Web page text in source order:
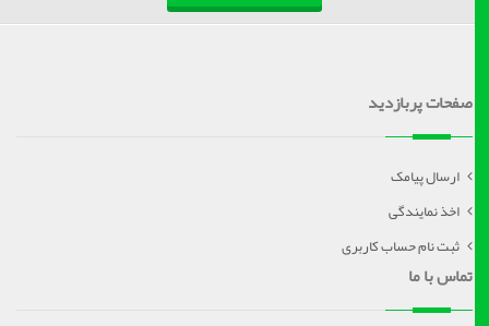
صفحات پربازدید
ارسال پیامک
اخذ نمایندگی
ثبت نام حساب کاربری
تماس با ما